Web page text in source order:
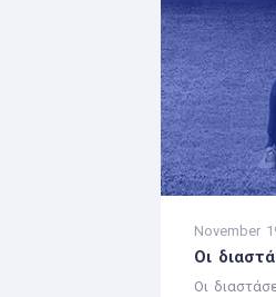
November
Οι
Οι